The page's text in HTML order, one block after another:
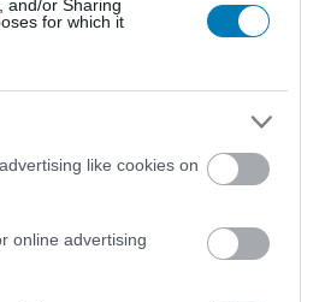
and/or Sharing
for which it
like cookies on
online advertising
belefér.